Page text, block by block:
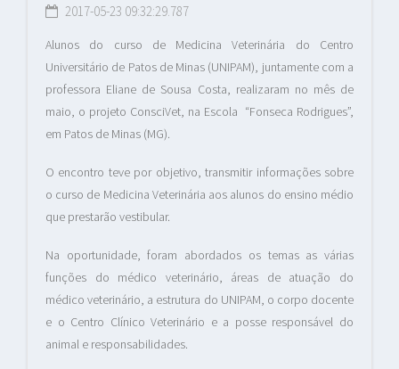
2017-05-23 09:32:29.787
Alunos do curso de Medicina Veterinária do Centro
Universitário de Patos de Minas (UNIPAM), juntamente com a
professora Eliane de Sousa Costa, realizaram no mês de
maio, o projeto ConsciVet, na Escola “Fonseca Rodrigues”,
em Patos de Minas (MG).
O encontro teve por objetivo, transmitir informações sobre
o curso de Medicina Veterinária aos alunos do ensino médio
que prestarão vestibular.
Na oportunidade, foram abordados os temas as várias
funções do médico veterinário, áreas de atuação do
médico veterinário, a estrutura do UNIPAM, o corpo docente
e o Centro Clínico Veterinário e a posse responsável do
animal e responsabilidades.